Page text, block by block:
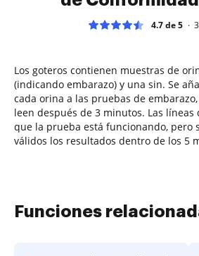
4.7 de 5
Los goteros contienen muestras de
(indicando embarazo) y una sin. Se
cada orina a las pruebas de
leen después de 3 minutos. Las
que la prueba está funcionando, pero
válidos los resultados dentro de los 5
Funciones